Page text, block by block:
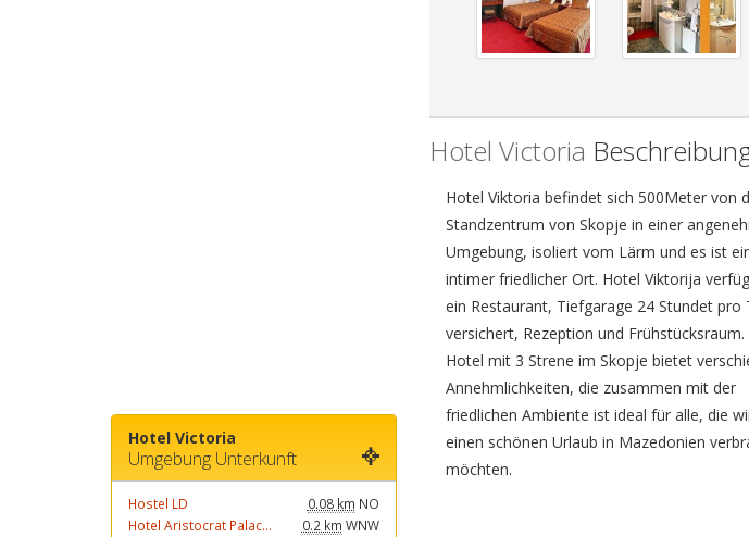
Hotel Victoria
Umgebung Unterkunft
Hostel LD 0.08 km NO
Hotel Aristocrat Palac...
0.2 km WNW
Hotel Victoria
Hotel Viktoria befindet sich 500Meter von
Standzentrum von Skopje in einer
Umgebung, isoliert vom Lärm und es ist
intimer friedlicher Ort. Hotel Viktorija
ein Restaurant, Tiefgarage 24 Stundet pro
versichert, Rezeption und Frühstücksraum.
Hotel mit 3 Strene im Skopje bietet
Annehmlichkeiten, die zusammen mit der
friedlichen Ambiente ist ideal für alle, die
einen schönen Urlaub in Mazedonien
möchten.